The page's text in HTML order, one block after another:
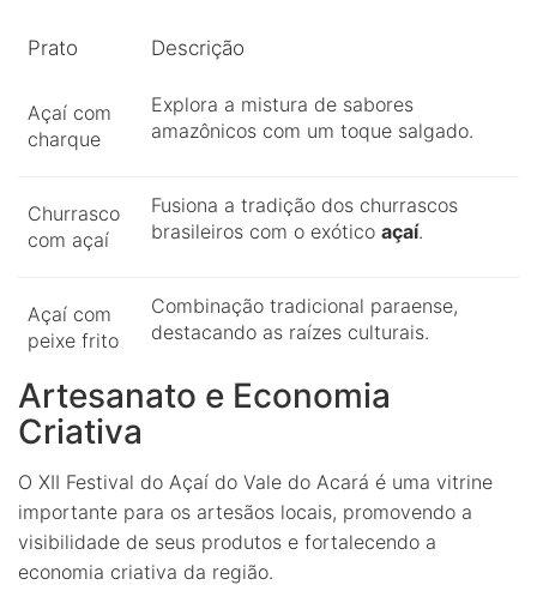
Prato Descrição
Açaí com
charque
Explora a mistura de sabores
amazônicos com um toque salgado.
Churrasco
com açaí
Fusiona a tradição dos churrascos
brasileiros com o exótico açaí.
Açaí com
peixe frito
Combinação tradicional paraense,
destacando as raízes culturais.
Artesanato e Economia
Criativa
O XII Festival do Açaí do Vale do Acará é uma vitrine
importante para os artesãos locais, promovendo a
visibilidade de seus produtos e fortalecendo a
economia criativa da região.